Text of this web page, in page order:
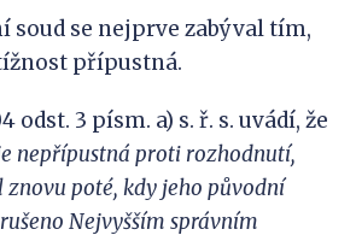
soud se nejprve zabýval tím,
přípustná.
odst. 3 písm. a) s. ř. s. uvádí, že
nepřípustná proti rozhodnutí,
poté, kdy jeho původní
Nejvyšším správním